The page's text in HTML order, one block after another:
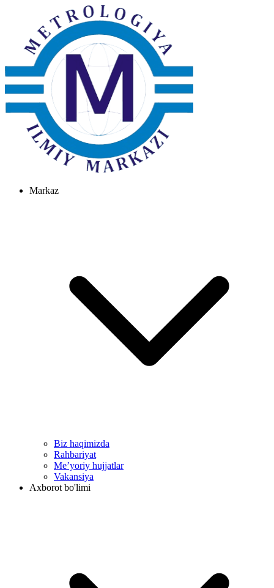
Markaz
Biz haqimizda
Rahbariyat
Me’yoriy hujjatlar
Vakansiya
Axborot bo'limi